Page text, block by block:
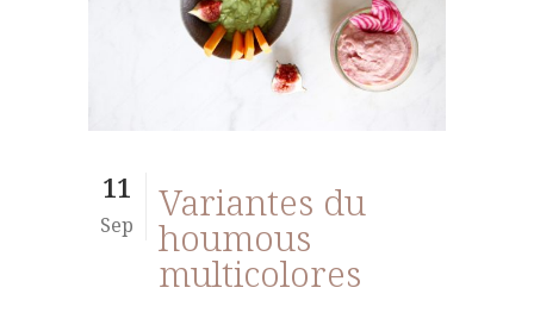
11
Sep Variantes du
houmous
multicolores